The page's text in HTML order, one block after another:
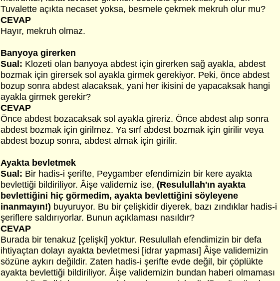
Tuvalette açıkta necaset yoksa, besmele çekmek mekruh olur mu?
CEVAP
Hayır, mekruh olmaz.
Banyoya girerken
Sual: Klozeti olan banyoya abdest için girerken sağ ayakla, abdest
bozmak için girersek sol ayakla girmek gerekiyor. Peki, önce abdest
bozup sonra abdest alacaksak, yani her ikisini de yapacaksak hangi
ayakla girmek gerekir?
CEVAP
Önce abdest bozacaksak sol ayakla gireriz. Önce abdest alıp sonra
abdest bozmak için girilmez. Ya sırf abdest bozmak için girilir veya
abdest bozup sonra, abdest almak için girilir.
Ayakta bevletmek
Sual: Bir hadis-i şerifte, Peygamber efendimizin bir kere ayakta
bevlettiği bildiriliyor. Âişe validemiz ise, (Resulullah'ın ayakta
bevlettiğini hiç görmedim, ayakta bevlettiğini söyleyene
inanmayın!) buyuruyor. Bu bir çelişkidir diyerek, bazı zındıklar hadis-i
şeriflere saldırıyorlar. Bunun açıklaması nasıldır?
CEVAP
Burada bir tenakuz [çelişki] yoktur. Resulullah efendimizin bir defa
ihtiyaçtan dolayı ayakta bevletmesi [idrar yapması] Âişe validemizin
sözüne aykırı değildir. Zaten hadis-i şerifte evde değil, bir çöplükte
ayakta bevlettiği bildiriliyor. Âişe validemizin bundan haberi olmaması